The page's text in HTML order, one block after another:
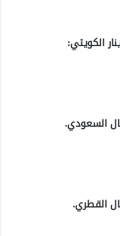
الكويتي:
السعودي.
القطري.